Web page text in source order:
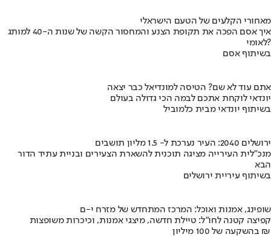
מאחורי הקלעים של הטעם הישראלי
איך אסם הפכה את תקופת הצנע והמחסור הקשה של שנות ה-40 למותג
לאומי?
בשיתוף אסם
אתם עוד לא שם? הטיסה למונדיאל כבר יצאה
יונדאי לוקחת אתכם לבמה הכי גדולה בעולם
בשיתוף יונדאי מבית כלמוביל
ירושלים 2040: העיר נערכת ל- 1.5 מליון תושבים
מנכ"לית העירייה מציגה תוכנית להשארת הצעירים ובניית עתיד הדור
הבא
בשיתוף עיריית ירושלים
שופינג, אמנות ואוכל: המרכז המתחדש של מזרח י-ם
קפיצה קטנה לחו"ל: טיילת חדשה, מיצגי אמנות, וכיכרות משופצות
בהשקעה של 100 מיליון ₪